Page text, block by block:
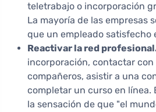
teletrabajo o incorporación
La mayoría de las empresas
que un empleado satisfecho
Reactivar la red
incorporación, contactar
compañeros, asistir a una
completar un curso en línea.
la sensación de que "el